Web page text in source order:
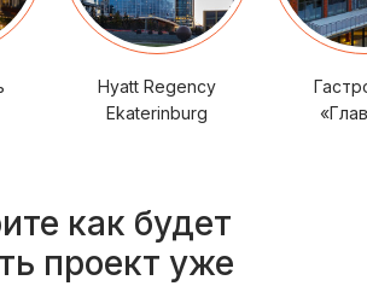
Hyatt Regency
Ekaterinburg
как будет
проект уже